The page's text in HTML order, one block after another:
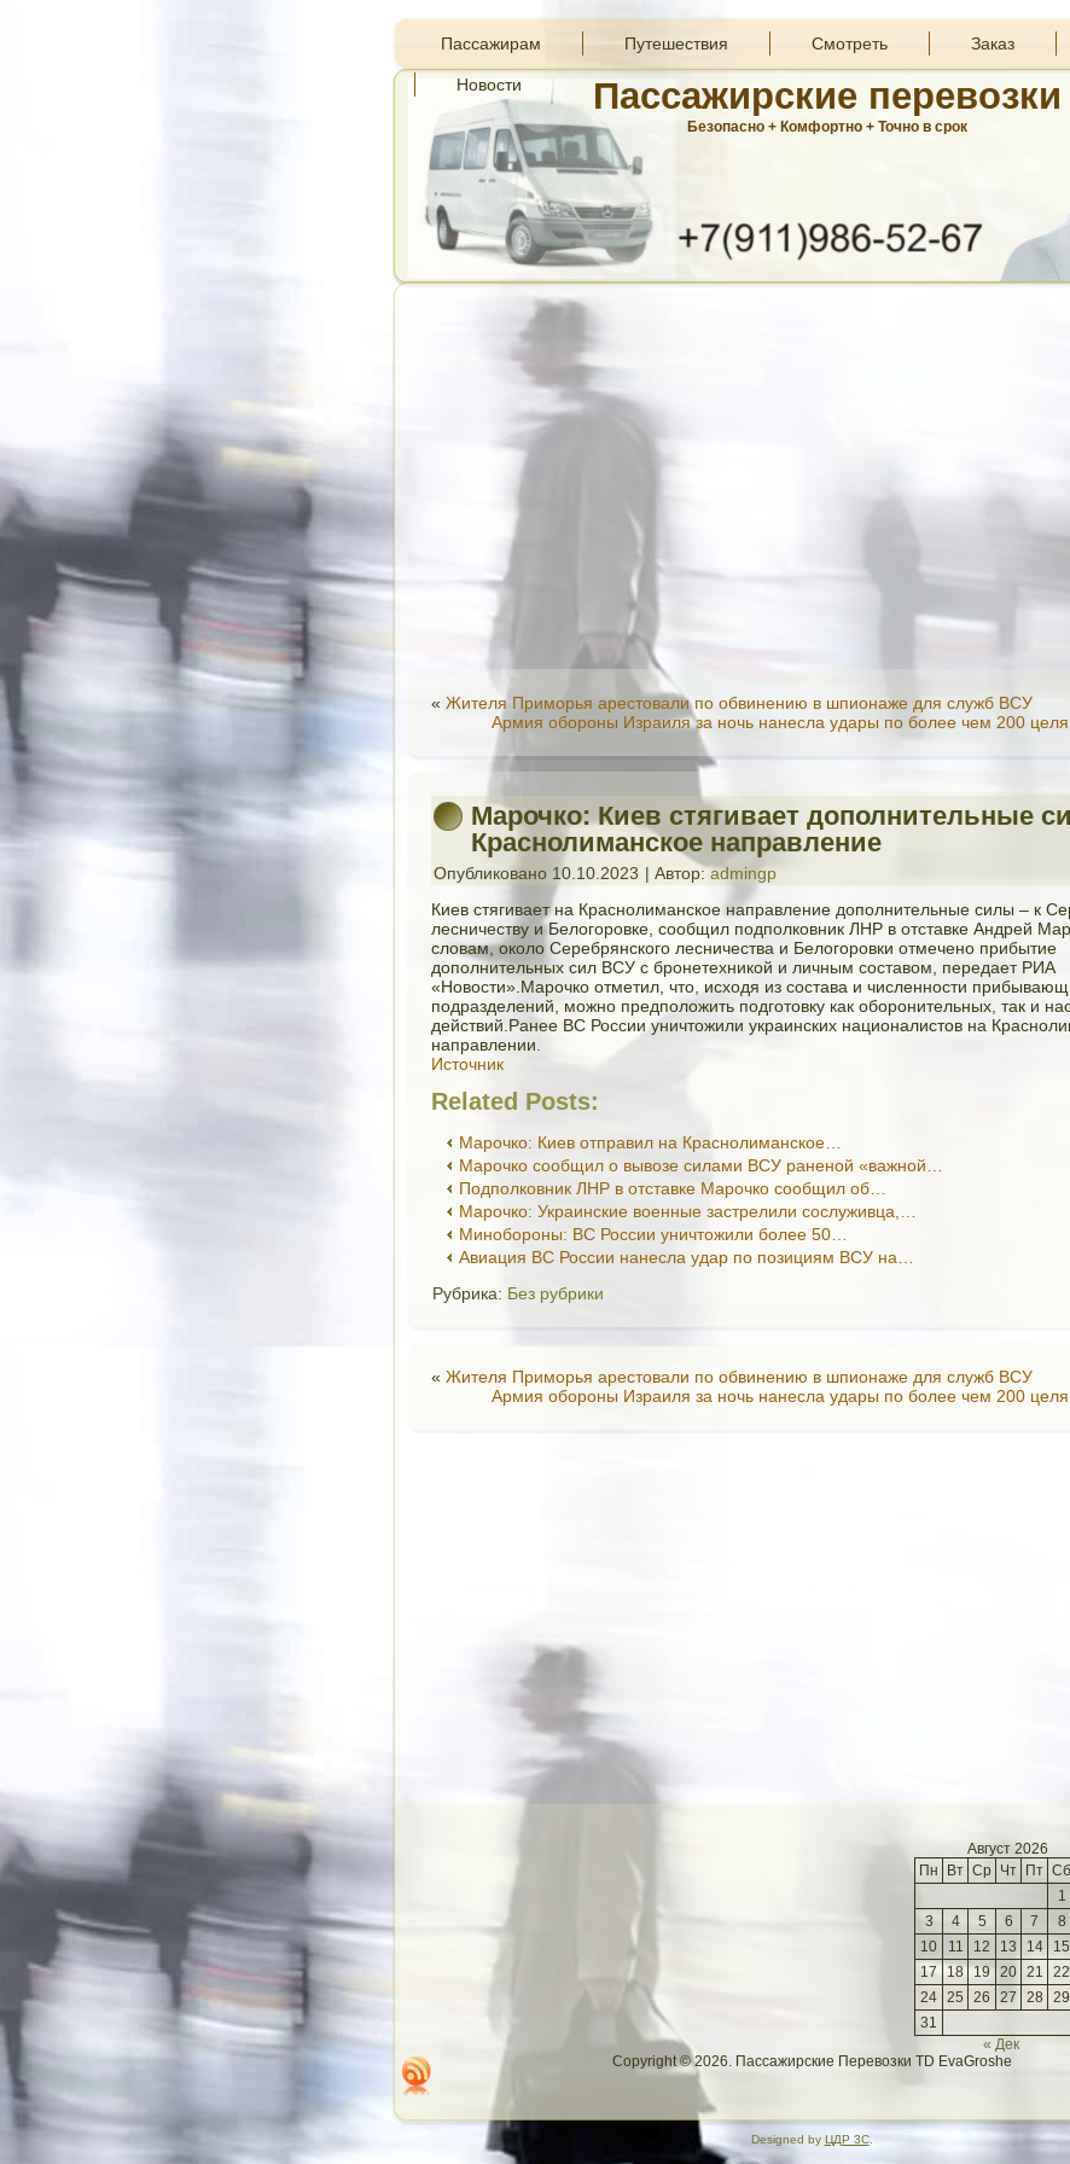
Пассажирам Путешествия Смотреть Заказ
Новости Пассажирские перевозки
Безопасно + Комфортно + Точно в срок
« Жителя Приморья арестовали по обвинению в шпионаже для служб ВСУ
Армия обороны Израиля за ночь нанесла удары по более чем 200
Марочко: Киев стягивает дополнительные
Краснолиманское направление
Опубликовано 10.10.2023 | Автор: admingp
Киев стягивает на Краснолиманское направление дополнительные силы – к
лесничеству и Белогоровке, сообщил подполковник ЛНР в отставке Андрей
словам, около Серебрянского лесничества и Белогоровки отмечено прибытие
дополнительных сил ВСУ с бронетехникой и личным составом, передает РИА
«Новости».Марочко отметил, что, исходя из состава и численности
подразделений, можно предположить подготовку как оборонительных, так и
действий.Ранее ВС России уничтожили украинских националистов на
направлении.
Источник
Related Posts:
Марочко: Киев отправил на Краснолиманское…
Марочко сообщил о вывозе силами ВСУ раненой «важной…
Подполковник ЛНР в отставке Марочко сообщил об…
Марочко: Украинские военные застрелили сослуживца,…
Минобороны: ВС России уничтожили более 50…
Авиация ВС России нанесла удар по позициям ВСУ на…
Рубрика: Без рубрики
« Жителя Приморья арестовали по обвинению в шпионаже для служб ВСУ
Армия обороны Израиля за ночь нанесла удары по более чем 200
Август 2026
Пн
Вт Ср Чт Пт Сб
1
3
4 5 6 7 8
10
11 12 13 14 15
17
18 19 20 21 22
24 25 26 27 28 29
31
« Дек
Copyright © 2026. Пассажирские Перевозки TD EvaGroshe
Designed by ЦДР 3С.